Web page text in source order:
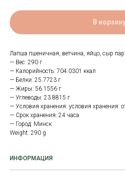
В
Лапша пшеничная, ветчина, яйцо, сыр
— Вес: 290 г
— Калорийность: 704.0301 ккал
— Белки: 25.7723 г
— Жиры: 56.1556 г
— Углеводы: 23.8815 г
— Условия хранения: условия хранения:
— Срок хранения: 24 часа
— Город: Минск
Weight: 290 g
ИНФОРМАЦИЯ